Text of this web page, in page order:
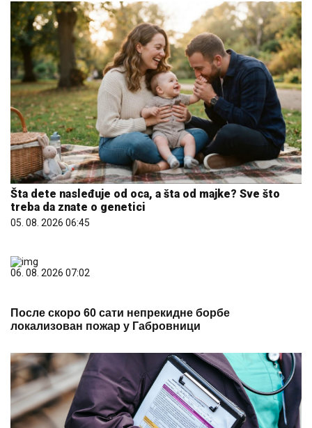
Šta dete nasleđuje od oca, a šta od majke? Sve što
treba da znate o genetici
05. 08. 2026 06:45
06. 08. 2026 07:02
После скоро 60 сати непрекидне борбе
локализован пожар у Габровници